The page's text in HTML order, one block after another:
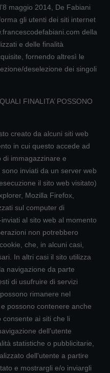
maggio 2014, De Fabiani
gli utenti dei siti internet
della
e delle finalità
fornendo altresì le
deselezione dei singoli
FINALITA’ POSSONO
creato da alcuni siti web
in cui questo accede ad
di immagazzinare e
inviati da un server web
il sito web visitato)
Mozilla Firefox,
sul computer di
al sito web al momento
non potrebbero
che, in alcuni casi,
In altri casi il sito utilizza
navigazione da parte
di usufruire di servizi
rimanere nel
possono contenere anche
consente ai siti che li
dell'utente
statistiche o pubblicitarie,
dell'utente a partire
e mostrargli e/o inviargli